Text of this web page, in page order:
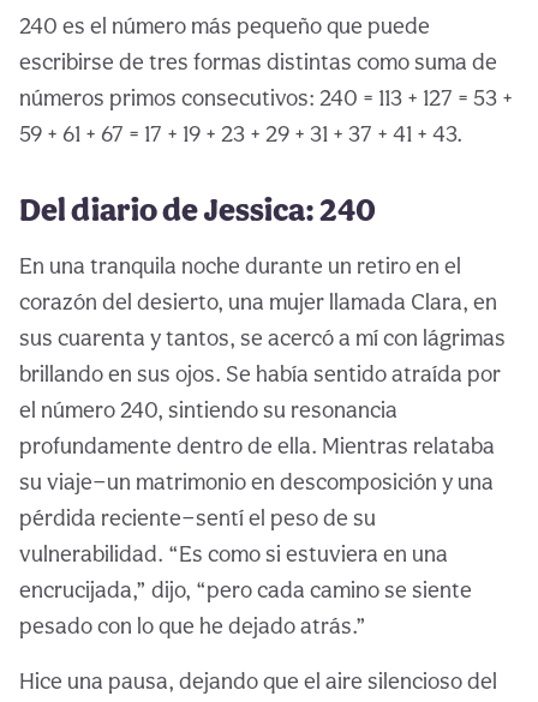
240 es el número más pequeño que puede
escribirse de tres formas distintas como suma de
números primos consecutivos: 240 = 113 + 127 = 53 +
59 + 61 + 67 = 17 + 19 + 23 + 29 + 31 + 37 + 41 + 43.
Del diario de Jessica: 240
En una tranquila noche durante un retiro en el
corazón del desierto, una mujer llamada Clara, en
sus cuarenta y tantos, se acercó a mí con lágrimas
brillando en sus ojos. Se había sentido atraída por
el número 240, sintiendo su resonancia
profundamente dentro de ella. Mientras relataba
su viaje—un matrimonio en descomposición y una
pérdida reciente—sentí el peso de su
vulnerabilidad. “Es como si estuviera en una
encrucijada,” dijo, “pero cada camino se siente
pesado con lo que he dejado atrás.”
Hice una pausa, dejando que el aire silencioso del